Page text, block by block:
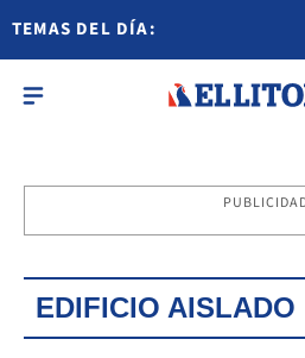
TEMAS DEL DÍA:
EDIFICIO AISLADO